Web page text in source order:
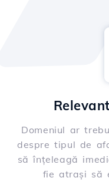
Domeniul ar
despre tipul de
să înțeleagă
fie atrași să